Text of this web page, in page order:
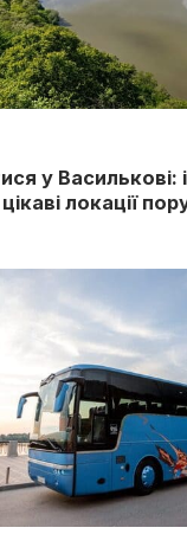
у Василькові:
локації